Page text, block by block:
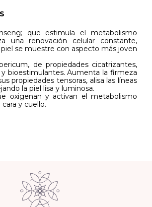
que estimula el metabolismo
una renovación celular constante,
se muestre con aspecto más joven
de propiedades cicatrizantes,
bioestimulantes. Aumenta la firmeza
propiedades tensoras, alisa las líneas
la piel lisa y luminosa.
oxigenan y activan el metabolismo
y cuello.